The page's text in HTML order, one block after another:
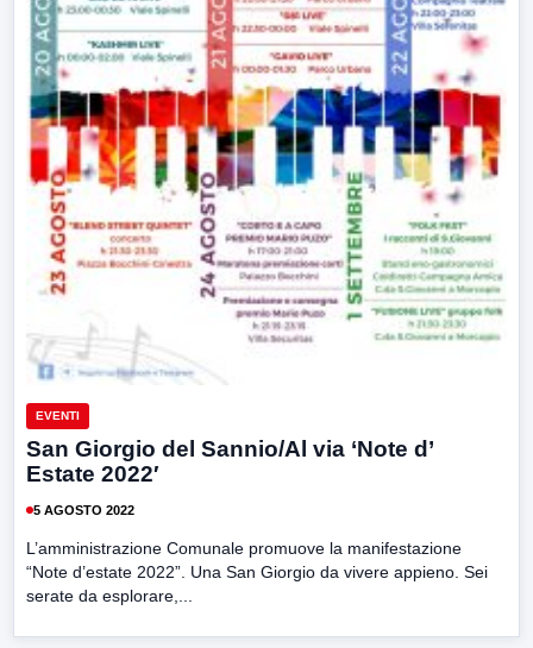
EVENTI
San Giorgio del Sannio/Al via ‘Note d’
Estate 2022′
5 AGOSTO 2022
L’amministrazione Comunale promuove la manifestazione
“Note d’estate 2022”. Una San Giorgio da vivere appieno. Sei
serate da esplorare,...